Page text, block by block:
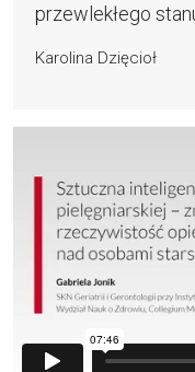
przewlekłego
Karolina Dzięcioł